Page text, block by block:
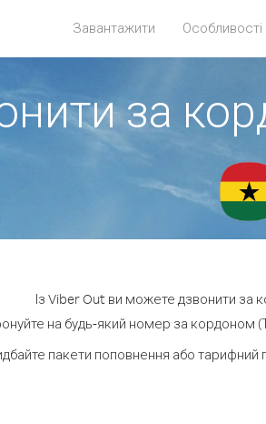
Завантажити Особливості
за
Із Viber Out ви можете дзвонити за
на будь-який номер за кордоном
пакети поповнення або